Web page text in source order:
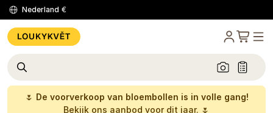
Nederland €
🌷 De voorverkoop van bloembollen is in volle gang!
Bekijk ons aanbod voor dit jaar. 🌷